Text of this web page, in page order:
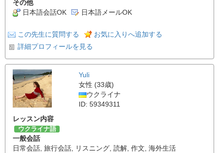
その他
日本語会話OK
日本語メールOK
この先生に質問する
お気に入りへ追加する
詳細プロフィールを見る
Yuli
女性 (33歳)
ウクライナ
ID: 59349311
レッスン内容
ウクライナ語
一般会話
日常会話, 旅行会話, リスニング, 読解, 作文, 海外生活